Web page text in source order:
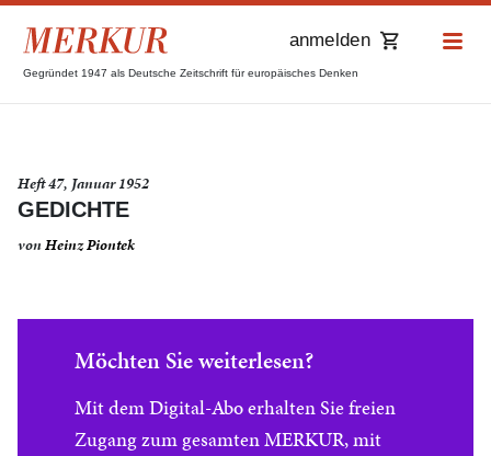
Gegründet 1947 als Deutsche Zeitschrift für europäisches Denken
anmelden
Heft 47, Januar 1952
GEDICHTE
vonHeinz Piontek
Möchten Sie weiterlesen?
Mit dem Digital-Abo erhalten Sie freien
Zugang zum gesamten MERKUR, mit